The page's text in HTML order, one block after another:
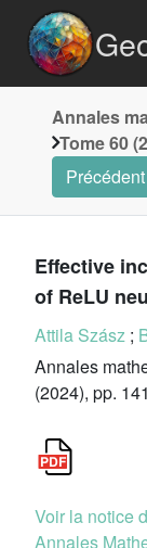
Annales
Tome 60
Précédent
Effective
of ReLU
Attila Szász ;
Annales
(2024), pp.
Voir la notice
Annales